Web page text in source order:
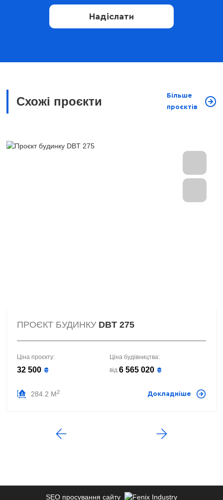
Надіслати
Схожі проєкти
Більше
проєктів
ПРОЄКТ БУДИНКУ DBT 275
Ціна проєкту:
32 500 ₴
Ціна будівництва:
від 6 565 020 ₴
284.2 М2 Докладніше
SEO просування сайту